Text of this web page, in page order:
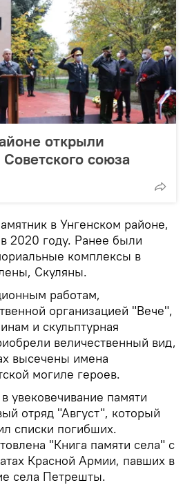
открыли
союза
в Унгенском районе,
2020 году. Ранее были
комплексы в
Скуляны.
работам,
организацией "Вече",
и скульптурная
величественный вид,
высечены имена
могиле героев.
увековечивание памяти
отряд "Август", который
списки погибших.
"Книга памяти села" с
Красной Армии, павших в
села Петрешты.